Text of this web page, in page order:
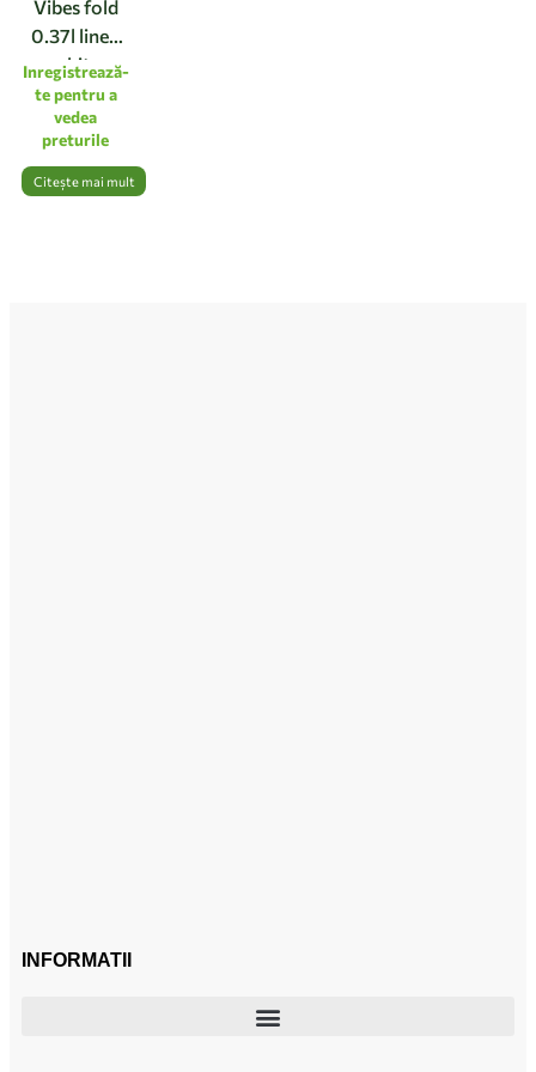
Vibes fold
0.37l linen
white
Inregistrează-
te pentru a
vedea
preturile
Citește mai mult
INFORMATII